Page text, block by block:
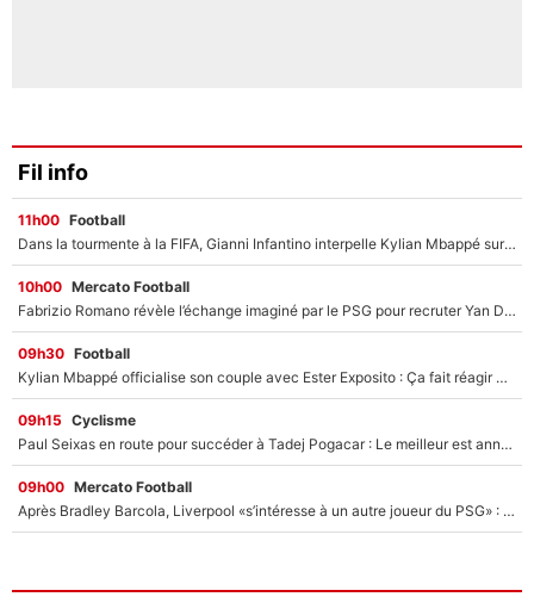
Fil info
11h00 Football
Dans la tourmente à la FIFA, Gianni Infantino interpelle Kylian Mbappé sur les réseaux sociaux
10h00 Mercato Football
Fabrizio Romano révèle l’échange imaginé par le PSG pour recruter Yan Diomandé : «L'accord a échoué car il a décidé de rejoindre le Real Madrid»
09h30 Football
Kylian Mbappé officialise son couple avec Ester Exposito : Ça fait réagir Achraf Hakimi et Ousmane Dembélé (et c’est drôle)
09h15 Cyclisme
Paul Seixas en route pour succéder à Tadej Pogacar : Le meilleur est annoncé pour l’avenir de la pépite française
09h00 Mercato Football
Après Bradley Barcola, Liverpool «s’intéresse à un autre joueur du PSG» : Fabrizio Romano donne le nom du Parisien qui pourrait le suivre chez les Reds !